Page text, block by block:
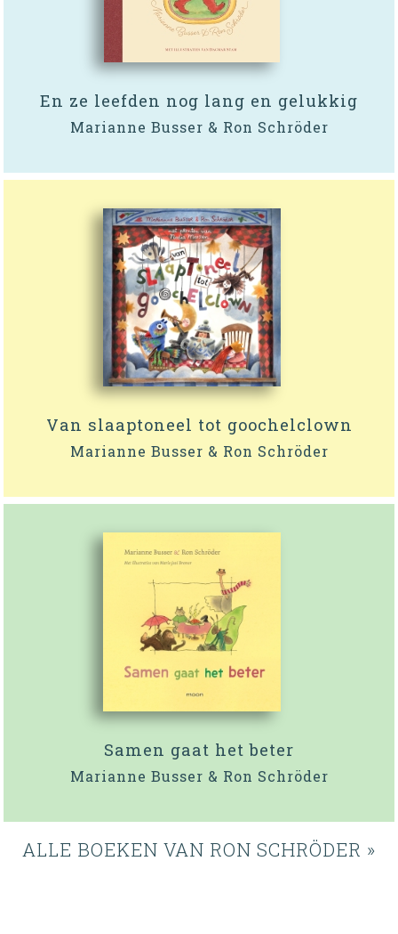
En ze leefden nog lang en gelukkig
Marianne Busser & Ron Schröder
Van slaaptoneel tot goochelclown
Marianne Busser & Ron Schröder
Samen gaat het beter
Marianne Busser & Ron Schröder
ALLE BOEKEN VAN RON SCHRÖDER »